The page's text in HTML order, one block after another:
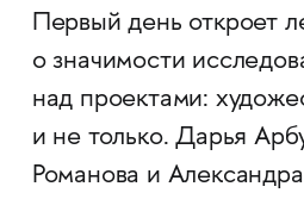
Первый день откроет
о значимости
над проектами:
и не только. Дарья
Романова и